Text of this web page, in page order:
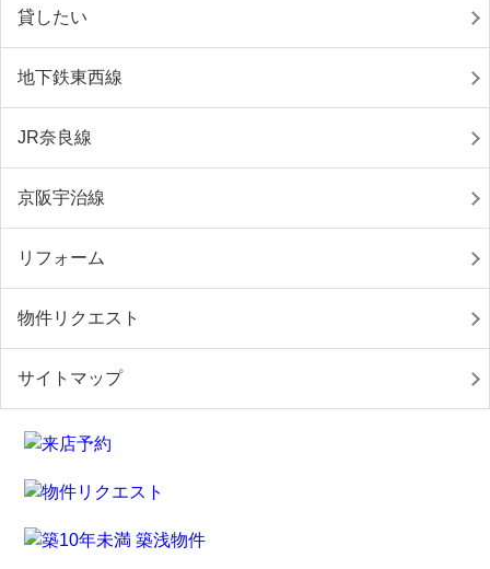
貸したい
地下鉄東西線
JR奈良線
京阪宇治線
リフォーム
物件リクエスト
サイトマップ